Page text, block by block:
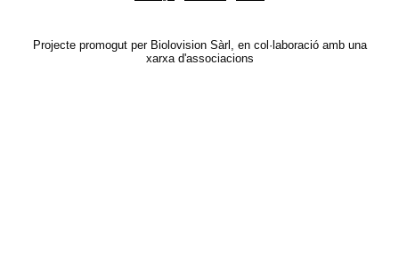
Projecte promogut per Biolovision Sàrl, en col·laboració amb una
xarxa d'associacions